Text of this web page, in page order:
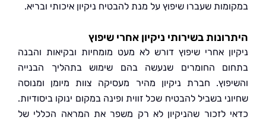
שעברו שיפוץ על מנת להבטיח ניקיון איכותי ובריא.
בשירותי ניקיון אחרי שיפוץ
אחרי שיפוץ דורש לא מעט מומחיות ובקיאות והבנה
החומרים שנעשה בהם שימוש בתהליך הבנייה
חברת ניקיון מהיר מעסיקה צוות מיומן ומנוסה
בשביל להבטיח שכל זווית ופינה במקום ינוקו ביסודיות.
לזכור שהניקיון לא רק משפר את המראה הכללי של